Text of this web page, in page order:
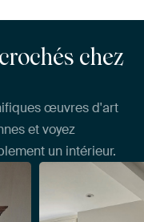
chez
œuvres d'art
et voyez
un intérieur.